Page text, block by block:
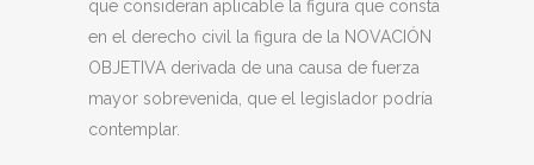
que consideran aplicable la figura que consta
en el derecho civil la figura de la NOVACIÓN
OBJETIVA derivada de una causa de fuerza
mayor sobrevenida, que el legislador podría
contemplar.